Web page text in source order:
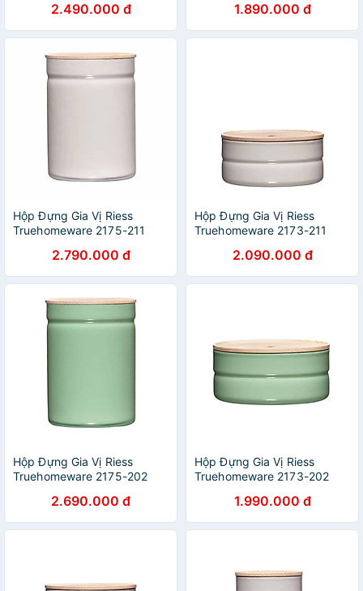
2.490.000 đ
chính hãng1.890.000 đ
Hộp Đựng Gia Vị Riess
Truehomeware 2175-211
2.790.000 đ
Hộp Đựng Gia Vị Riess
Truehomeware 2173-211
2.090.000 đ
Hộp Đựng Gia Vị Riess
Truehomeware 2175-202
chính hãng2.690.000 đ
Hộp Đựng Gia Vị Riess
Truehomeware 2173-202
chính hãng1.990.000 đ